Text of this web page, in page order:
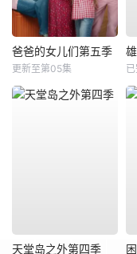
爸爸的女儿们第五季
更新至第05集
天堂岛之外第四季